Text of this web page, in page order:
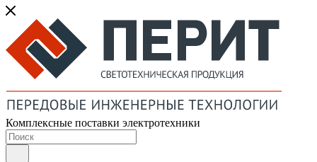
Комплексные поставки электротехники